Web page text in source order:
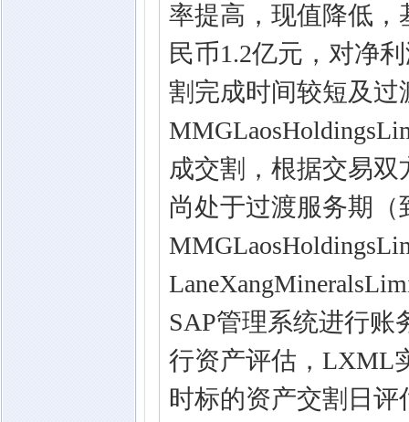
率提高，现值降低
民币1.2亿元，对净
割完成时间较短及过
成交割，根据交易
尚处于过渡服务期（
SAP管理系统进行账
行资产评估，LXML
时标的资产交割日